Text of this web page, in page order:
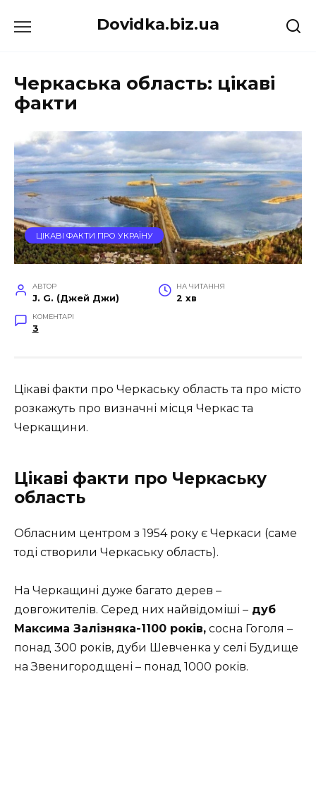
до
Dovidka.biz.ua
Черкаська область: цікаві
факти
ЦІКАВІ ФАКТИ ПРО УКРАЇНУ
АВТОР
J. G. (Джей Джи)
НА ЧИТАННЯ
2 хв
КОМЕНТАРІ
3
Цікаві факти про Черкаську область та про місто
розкажуть про визначні місця Черкас та
Черкащини.
Цікаві факти про Черкаську
область
Обласним центром з 1954 року є Черкаси (саме
тоді створили Черкаську область).
На Черкащині дуже багато дерев –
довгожителів. Серед них найвідоміші – дуб
Максима Залізняка-1100 років, сосна Гоголя –
понад 300 років, дуби Шевченка у селі Будище
на Звенигородщені – понад 1000 років.